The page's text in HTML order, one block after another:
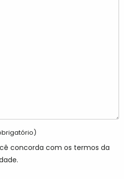
concorda com os termos da